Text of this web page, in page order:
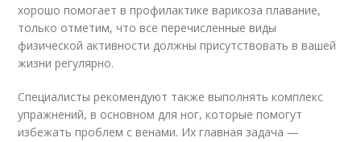
хорошо помогает в профилактике варикоза плавание,
только отметим, что все перечисленные виды
физической активности должны присутствовать в вашей
жизни регулярно.
Специалисты рекомендуют также выполнять комплекс
упражнений, в основном для ног, которые помогут
избежать проблем с венами. Их главная задача —